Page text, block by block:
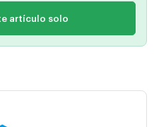
artículo solo